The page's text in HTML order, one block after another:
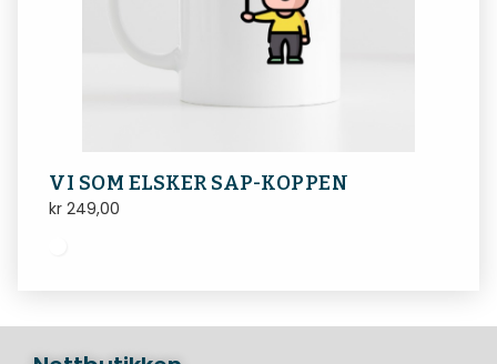
VI SOM ELSKER SAP-KOPPEN
kr 249,00